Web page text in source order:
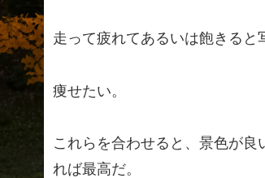
走って疲れてあるいは飽きると
痩せたい。
これらを合わせると、景色が
れば最高だ。